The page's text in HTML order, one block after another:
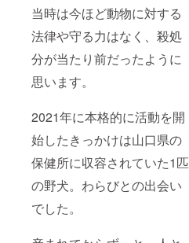
当時は今ほど動物に対する
法律や守る力はなく、殺処
分が当たり前だったように
思います。
2021年に本格的に活動を開
始したきっかけは山口県の
保健所に収容されていた1匹
の野犬。わらびとの出会い
でした。